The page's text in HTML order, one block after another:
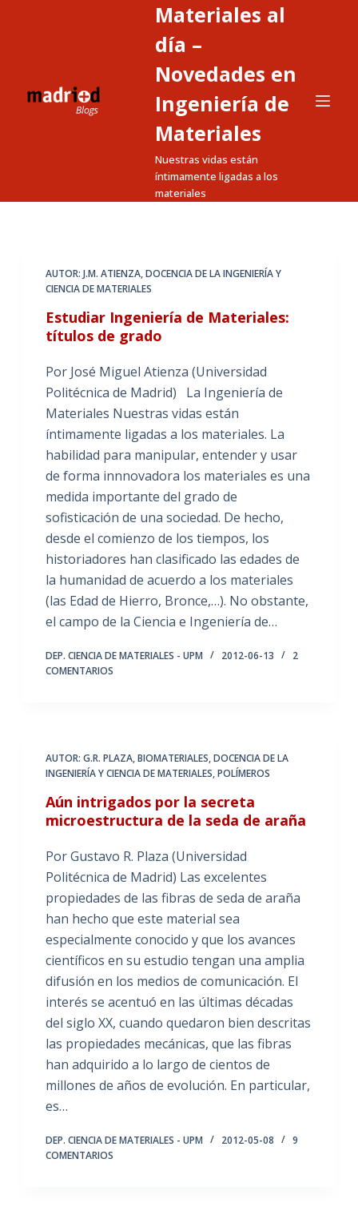
o
Materiales al
día –
Novedades en
Ingeniería de
Materiales
Nuestras vidas están
íntimamente ligadas a los
materiales
AUTOR: J.M. ATIENZA,DOCENCIA DE LA INGENIERÍA Y
CIENCIA DE MATERIALES
Estudiar Ingeniería de Materiales:
títulos de grado
Por José Miguel Atienza (Universidad
Politécnica de Madrid) La Ingeniería de
Materiales Nuestras vidas están
íntimamente ligadas a los materiales. La
habilidad para manipular, entender y usar
de forma innnovadora los materiales es una
medida importante del grado de
sofisticación de una sociedad. De hecho,
desde el comienzo de los tiempos, los
historiadores han clasificado las edades de
la humanidad de acuerdo a los materiales
(las Edad de Hierro, Bronce,…). No obstante,
el campo de la Ciencia e Ingeniería de…
DEP. CIENCIA DE MATERIALES - UPM 2012-06-13
2
COMENTARIOS
AUTOR: G.R. PLAZA,BIOMATERIALES,DOCENCIA DE LA
INGENIERÍA Y CIENCIA DE MATERIALES,POLÍMEROS
Aún intrigados por la secreta
microestructura de la seda de araña
Por Gustavo R. Plaza (Universidad
Politécnica de Madrid) Las excelentes
propiedades de las fibras de seda de araña
han hecho que este material sea
especialmente conocido y que los avances
científicos en su estudio tengan una amplia
difusión en los medios de comunicación. El
interés se acentuó en las últimas décadas
del siglo XX, cuando quedaron bien descritas
las propiedades mecánicas, que las fibras
han adquirido a lo largo de cientos de
millones de años de evolución. En particular,
es…
DEP. CIENCIA DE MATERIALES - UPM 2012-05-08
9
COMENTARIOS